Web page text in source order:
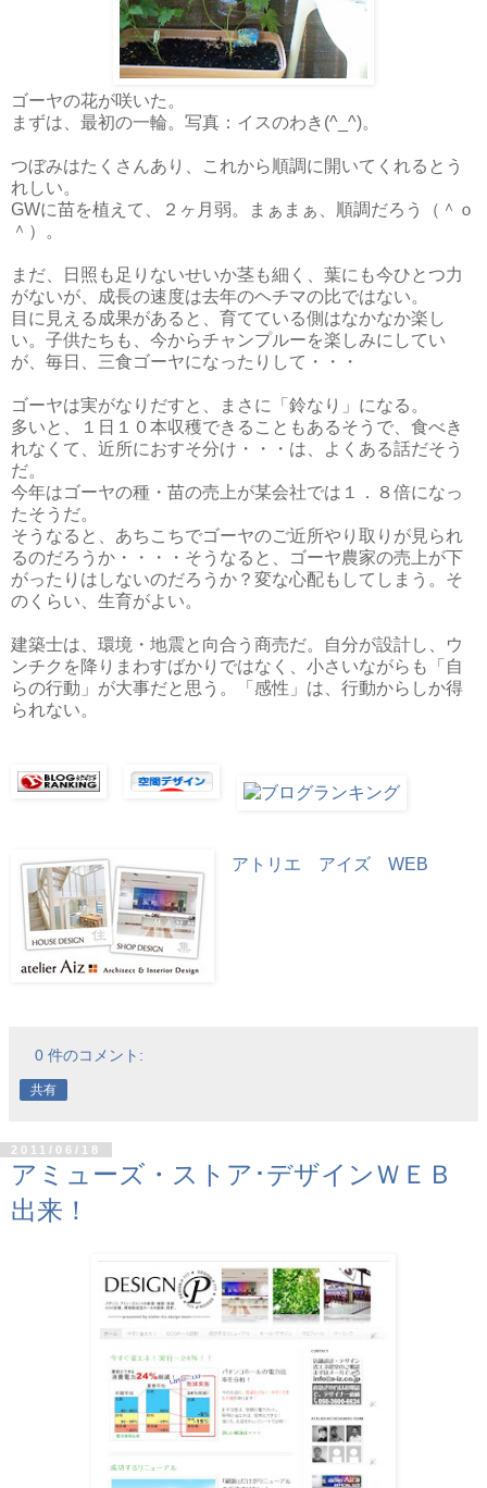
ゴーヤの花が咲いた。
まずは、最初の一輪。写真：イスのわき(^_^)。
つぼみはたくさんあり、これから順調に開いてくれるとう
れしい。
GWに苗を植えて、２ヶ月弱。まぁまぁ、順調だろう（＾ｏ
＾）。
まだ、日照も足りないせいか茎も細く、葉にも今ひとつ力
がないが、成長の速度は去年のヘチマの比ではない。
目に見える成果があると、育てている側はなかなか楽し
い。子供たちも、今からチャンプルーを楽しみにしてい
が、毎日、三食ゴーヤになったりして・・・
ゴーヤは実がなりだすと、まさに「鈴なり」になる。
多いと、１日１０本収穫できることもあるそうで、食べき
れなくて、近所におすそ分け・・・は、よくある話だそう
だ。
今年はゴーヤの種・苗の売上が某会社では１．８倍になっ
たそうだ。
そうなると、あちこちでゴーヤのご近所やり取りが見られ
るのだろうか・・・・そうなると、ゴーヤ農家の売上が下
がったりはしないのだろうか？変な心配もしてしまう。そ
のくらい、生育がよい。
建築士は、環境・地震と向合う商売だ。自分が設計し、ウ
ンチクを降りまわすばかりではなく、小さいながらも「自
らの行動」が大事だと思う。「感性」は、行動からしか得
られない。
アトリエ アイズ WEB
0 件のコメント:
共有
2011/06/18
アミューズ・ストア･デザインＷＥＢ
出来！